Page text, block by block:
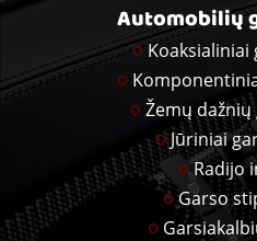
Automobilių
Koaksialiniai
Žemų
Jūriniai
Radijo
Garso